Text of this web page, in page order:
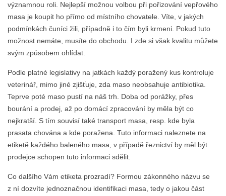
významnou roli. Nejlepší možnou volbou při pořizování vepřového
masa je koupit ho přímo od místního chovatele. Víte, v jakých
podmínkách čuníci žili, případně i to čím byli krmeni. Pokud tuto
možnost nemáte, musíte do obchodu. I zde si však kvalitu můžete
svým způsobem ohlídat.
Podle platné legislativy na jatkách každý poražený kus kontroluje
veterinář, mimo jiné zjišťuje, zda maso neobsahuje antibiotika.
Teprve poté maso pustí na náš trh. Doba od porážky, přes
bourání a prodej, až po domácí zpracování by měla být co
nejkratší. S tím souvisí také transport masa, resp. kde byla
prasata chována a kde poražena. Tuto informaci naleznete na
etiketě každého baleného masa, v případě řeznictví by měl být
prodejce schopen tuto informaci sdělit.
Co dalšího Vám etiketa prozradí? Formou zákonného názvu se
z ní dozvíte jednoznačnou identifikaci masa, tedy o jakou část